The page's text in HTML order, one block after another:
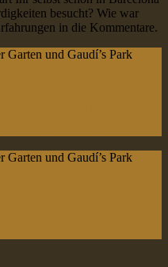
besucht? Wie war
in die Kommentare.